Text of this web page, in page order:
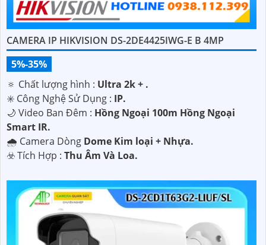
CAMERA IP HIKVISION DS-2DE4425IWG-E B 4MP
5%-35%
🔅 Chất lượng hình : Ultra 2k + .
✳️ Công Nghệ Sử Dụng : IP.
🌙 Video Ban Đêm : Hồng Ngoại 100m Hồng Ngoại
Smart IR.
🌧️ Camera Dòng Dome Kim loại + Nhựa.
️☣️ Tích Hợp : Thu Âm Và Loa.